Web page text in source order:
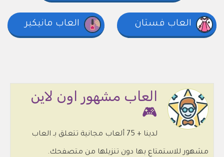
العاب فستان العاب مانيكير
العاب مشهور اون لاين
🎮
لدينا + 75 ألعاب مجانية تتعلق بـ العاب
مشهور للاستمتاع بها دون تنزيلها من متصفحك.